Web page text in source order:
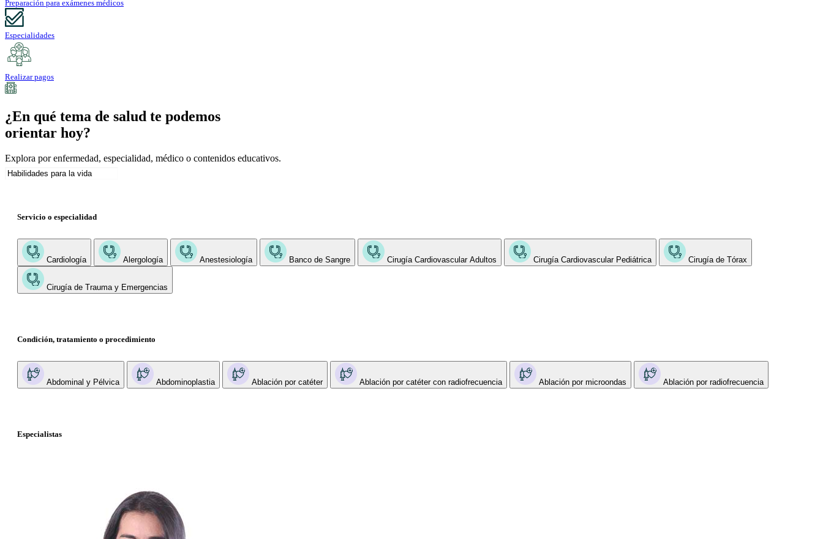
Preparación para exámenes médicos
Especialidades
Realizar pagos
¿En qué tema de salud te podemos
orientar hoy?
Explora por enfermedad, especialidad, médico o contenidos educativos.
Servicio o especialidad
Cardiología Alergología Anestesiología Banco de Sangre Cirugía Cardiovascular Adultos Cirugía Cardiovascular Pediátrica Cirugía de Tórax
Cirugía de Trauma y Emergencias
Condición, tratamiento o procedimiento
Abdominal y Pélvica Abdominoplastia Ablación por catéter Ablación por catéter con radiofrecuencia Ablación por microondas Ablación por radiofrecuencia
Especialistas